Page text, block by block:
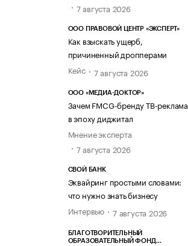
7 августа 2026
ООО ПРАВОВОЙ ЦЕНТР «ЭКСПЕРТ»
Как взыскать ущерб,
причиненный дропперами
Кейс
7 августа 2026
ООО «МЕДИА-ДОКТОР»
Зачем FMCG-бренду ТВ-реклама
в эпоху диджитал
Мнение эксперта
7 августа 2026
СВОЙ БАНК
Эквайринг простыми словами:
что нужно знать бизнесу
Интервью
7 августа 2026
БЛАГОТВОРИТЕЛЬНЫЙ
ОБРАЗОВАТЕЛЬНЫЙ ФОНД